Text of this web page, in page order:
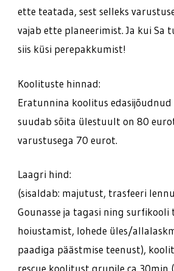
ette teatada, sest selleks
vajab ette planeerimist. Ja kui Sa
siis küsi perepakkumist!
Koolituste hinnad:
Eratunnina koolitus edasijõudnud
suudab sõita ülestuult on 80
varustusega 70 eurot.
Laagri hind:
(sisaldab: majutust, trasfeeri
Gounasse ja tagasi ning surfikooli
hoiustamist, lohede üles/
paadiga päästmise teenust),
rescue koolitust grupile ca 30min